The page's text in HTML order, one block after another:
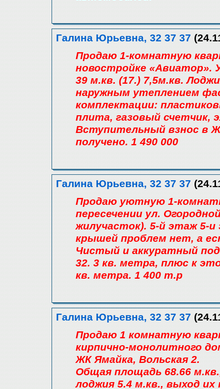
Галина Юрьевна, 32 37 37
Продаю 1-комнатную
новостройке «Авиатор».
39 м.кв. (17.) 7,5м.кв.
наружным утеплением
комплектации:
плита, газовый счетчик,
Вступительный взнос в
получено. 1 490 000
Галина Юрьевна, 32 37 37
Продаю уютную 1-
пересечении ул.
жилучасток). 5-й этаж 5-и
крышей проблем нет, а
Чистый и аккуратный
32. 3 кв. метра, плюс к
кв. метра. 1 400 т.р
Галина Юрьевна, 32 37 37
Продаю 1 комнатную
кирпично-монолитного
ЖК Ямайка, Вольская 2.
Общая площадь 68.66
лоджия 5.4 м.кв., выход